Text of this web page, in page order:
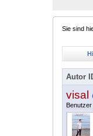
Sie sind
Autor
visal
Benutzer